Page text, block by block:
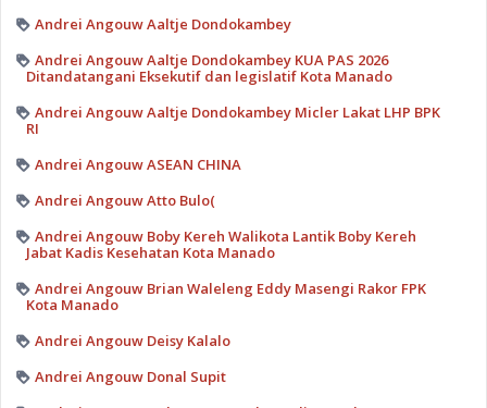
Andrei Angouw Aaltje Dondokambey
Andrei Angouw Aaltje Dondokambey KUA PAS 2026
Ditandatangani Eksekutif dan legislatif Kota Manado
Andrei Angouw Aaltje Dondokambey Micler Lakat LHP BPK
RI
Andrei Angouw ASEAN CHINA
Andrei Angouw Atto Bulo(
Andrei Angouw Boby Kereh Walikota Lantik Boby Kereh
Jabat Kadis Kesehatan Kota Manado
Andrei Angouw Brian Waleleng Eddy Masengi Rakor FPK
Kota Manado
Andrei Angouw Deisy Kalalo
Andrei Angouw Donal Supit